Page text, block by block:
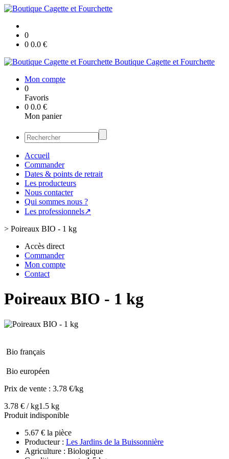
0
0 0.0 €
Boutique Cagette et Fourchette
Mon compte
0
Favoris
0 0.0 €
Mon panier
Accueil
Commander
Dates & points de retrait
Les producteurs
Nous contacter
Qui sommes nous ?
Les professionnels↗
> Poireaux BIO - 1 kg
Accès direct
Commander
Mon compte
Contact
Poireaux BIO - 1 kg
Bio français
Bio européen
Prix de vente : 3.78 €/kg
3.78 € / kg1.5 kg
Produit indisponible
5.67 € la pièce
Producteur : Les Jardins de la Buissonnière
Agriculture : Biologique